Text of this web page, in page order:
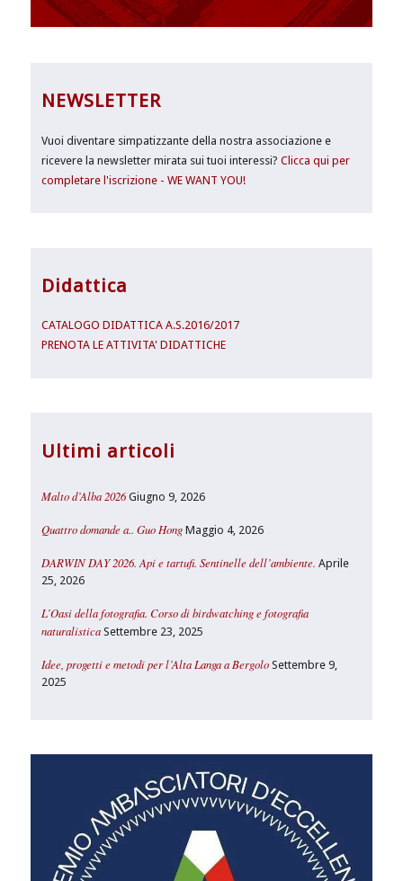
NEWSLETTER
Vuoi diventare simpatizzante della nostra associazione e
ricevere la newsletter mirata sui tuoi interessi?Clicca qui per
completare l'iscrizione - WE WANT YOU!
Didattica
CATALOGO DIDATTICA A.S.2016/2017
PRENOTA LE ATTIVITA' DIDATTICHE
Ultimi articoli
Malto d’Alba 2026 Giugno 9, 2026
Quattro domande a.. Guo Hong Maggio 4, 2026
DARWIN DAY 2026. Api e tartufi. Sentinelle dell’ambiente. Aprile
25, 2026
L’Oasi della fotografia. Corso di birdwatching e fotografia
naturalistica Settembre 23, 2025
Idee, progetti e metodi per l’Alta Langa a Bergolo Settembre 9,
2025